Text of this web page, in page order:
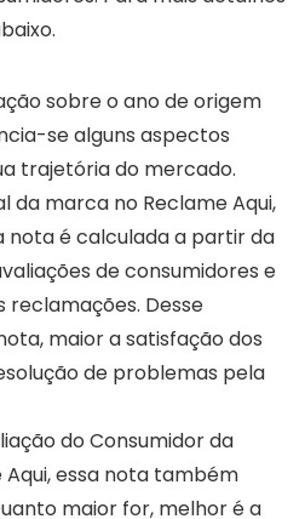
sobre o ano de origem
se alguns aspectos
trajetória do mercado.
da marca no Reclame Aqui,
nota é calculada a partir da
de consumidores e
reclamações. Desse
maior a satisfação dos
de problemas pela
do Consumidor da
essa nota também
maior for, melhor é a